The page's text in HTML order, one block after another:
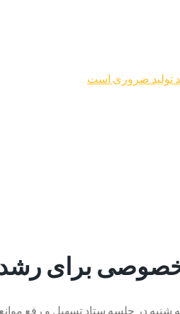
تولید ضروری است
برای
در جلسه ستاد تسهیل و رفع موانع